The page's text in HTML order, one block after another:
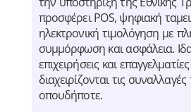
προσφέρει POS, ψηφιακή
ηλεκτρονική τιμολόγηση με
συμμόρφωση και ασφάλεια.
επιχειρήσεις και
διαχειρίζονται τις
οπουδήποτε.